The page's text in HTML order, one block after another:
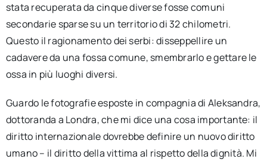
stata recuperata da cinque diverse fosse comuni
secondarie sparse su un territorio di 32 chilometri.
Questo il ragionamento dei serbi: disseppellire un
cadavere da una fossa comune, smembrarlo e gettare le
ossa in più luoghi diversi.
Guardo le fotografie esposte in compagnia di Aleksandra,
dottoranda a Londra, che mi dice una cosa importante: il
diritto internazionale dovrebbe definire un nuovo diritto
umano – il diritto della vittima al rispetto della dignità. Mi